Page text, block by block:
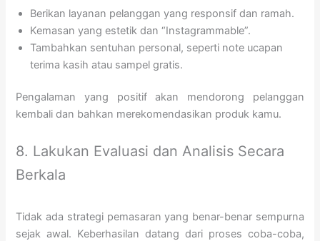
Berikan layanan pelanggan yang responsif dan ramah.
Kemasan yang estetik dan “Instagrammable”.
Tambahkan sentuhan personal, seperti note ucapan
terima kasih atau sampel gratis.
Pengalaman yang positif akan mendorong pelanggan
kembali dan bahkan merekomendasikan produk kamu.
8. Lakukan Evaluasi dan Analisis Secara
Berkala
Tidak ada strategi pemasaran yang benar-benar sempurna
sejak awal. Keberhasilan datang dari proses coba-coba,